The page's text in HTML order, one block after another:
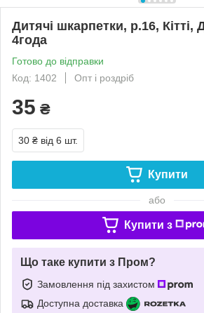
Дитячі шкарпетки, р.16, Кітті,
4года
Готово до відправки
Код: 1402
Опт і роздріб
35 ₴
30 ₴ від 6 шт.
Купити
або
Купити з
Що таке купити з Пром?
Замовлення під захистом
Доступна доставка